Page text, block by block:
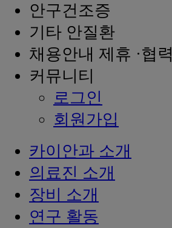
안구건조증
기타 안질환
채용안내 제휴 ·협력
커뮤니티
로그인
회원가입
카이안과 소개
의료진 소개
장비 소개
연구 활동